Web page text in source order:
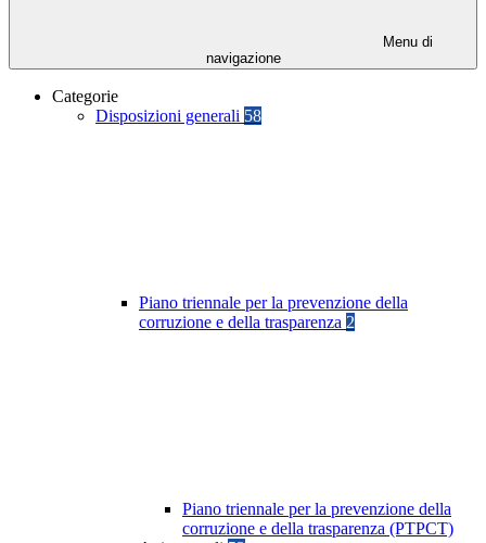
Menu di
navigazione
Categorie
Disposizioni generali 58
Piano triennale per la prevenzione della
corruzione e della trasparenza 2
Piano triennale per la prevenzione della
corruzione e della trasparenza (PTPCT)